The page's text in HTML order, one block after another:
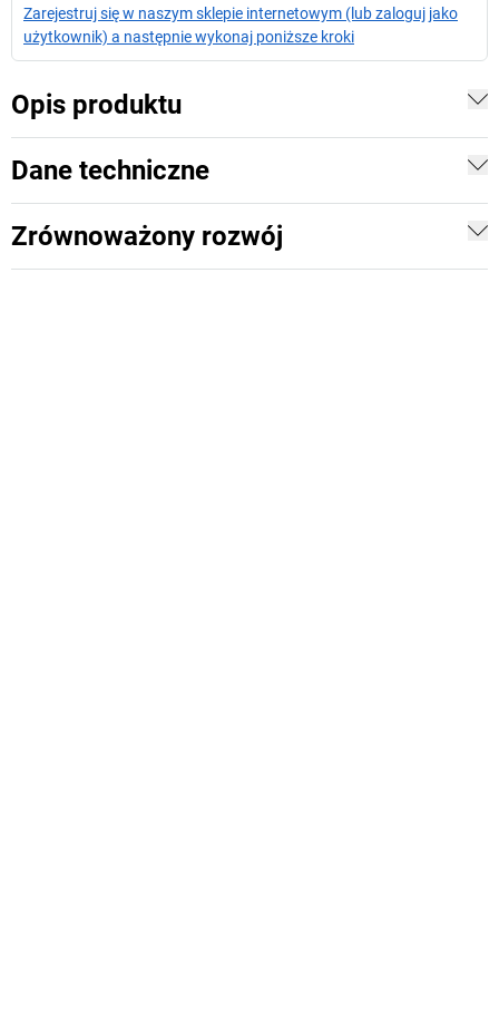
Zarejestruj się w naszym sklepie internetowym (lub zaloguj jako
użytkownik) a następnie wykonaj poniższe kroki
Opis produktu
Dane techniczne
Zrównoważony rozwój